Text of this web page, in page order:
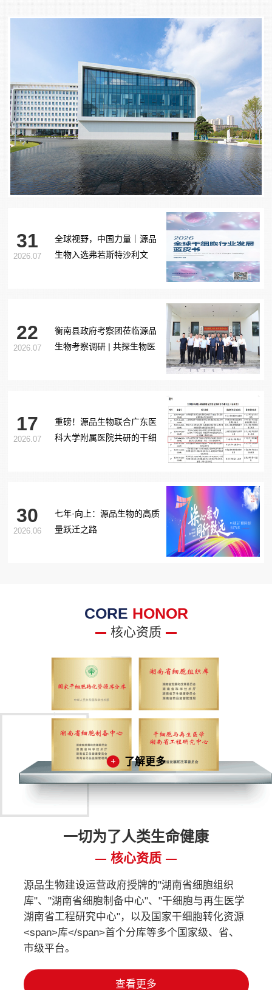
31
2026.07
全球视野，中国力量｜源品
生物入选弗若斯特沙利文
22
2026.07
衡南县政府考察团莅临源品
生物考察调研 | 共探生物医
17
2026.07
重磅！源品生物联合广东医
科大学附属医院共研的干细
30
2026.06
七年·向上：源品生物的高质
量跃迁之路
CORE HONOR
核心资质
了解更多
一切为了人类生命健康
核心资质
源品生物建设运营政府授牌的"湖南省细胞组织
库"、"湖南省细胞制备中心"、"干细胞与再生医学
湖南省工程研究中心"，以及国家干细胞转化资源
<span>库</span>首个分库等多个国家级、省、
市级平台。
查看更多